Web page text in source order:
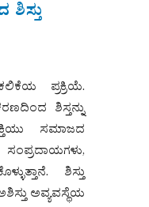
ಪ್ರಕ್ರಿಯೆ.
ಶಿಸ್ತನ್ನು
ಸಮಾಜದ
ಶಿಸ್ತು
ಅವ್ಯವಸ್ಥೆಯ